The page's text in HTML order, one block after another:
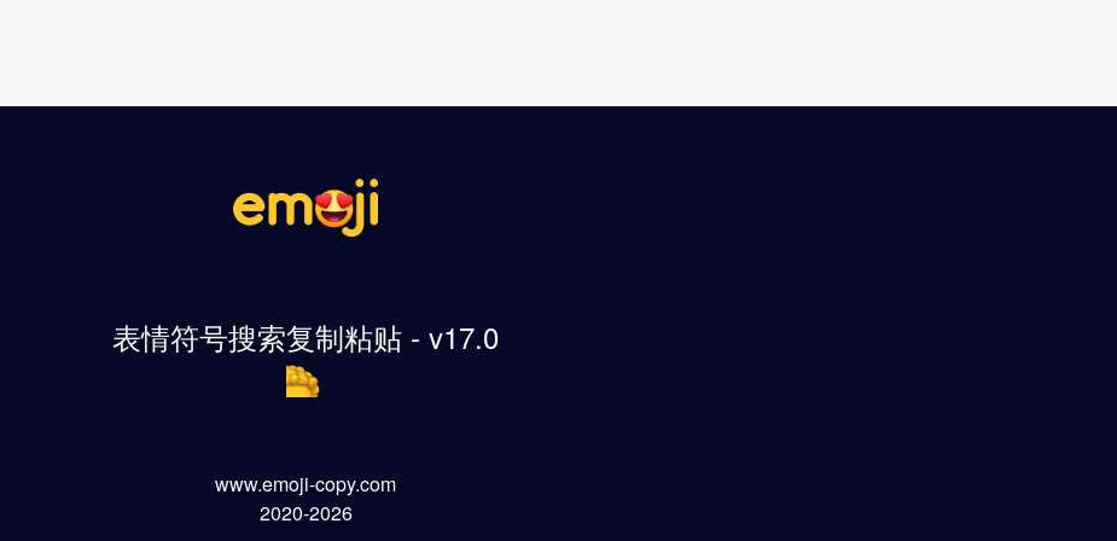
表情符号搜索复制粘贴 - v17.0
www.emoji-copy.com
2020-2026